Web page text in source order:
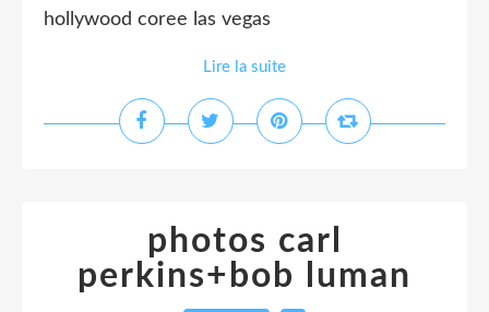
hollywood coree las vegas
Lire la suite
photos carl
perkins+bob luman